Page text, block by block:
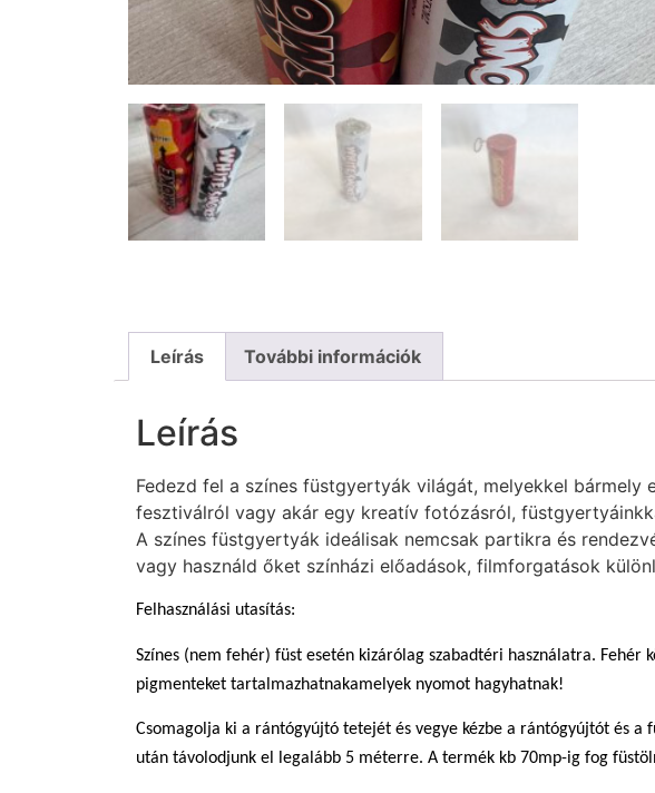
Leírás További információk
Leírás
Fedezd fel a színes füstgyertyák világát, melyekkel
fesztiválról vagy akár egy kreatív fotózásról,
A színes füstgyertyák ideálisak nemcsak partikra és
vagy használd őket színházi előadások, filmforgatások
Felhasználási utasítás:
Színes (nem fehér) füst esetén kizárólag szabadtéri használatra.
pigmenteket tartalmazhatnakamelyek nyomot hagyhatnak!
Csomagolja ki a rántógyújtó tetejét és vegye kézbe a rántógyújtót és
után távolodjunk el legalább 5 méterre. A termék kb 70mp-ig fog